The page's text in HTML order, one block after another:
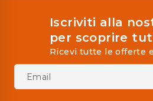
Iscriviti alla
per scoprire
Ricevi tutte le offerte